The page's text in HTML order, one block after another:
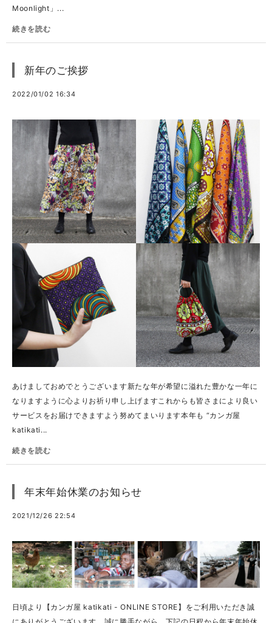
Moonlight」...
続きを読む
新年のご挨拶
2022/01/02 16:34
あけましておめでとうございます新たな年が希望に溢れた豊かな一年に
なりますように心よりお祈り申し上げますこれからも皆さまにより良い
サービスをお届けできますよう努めてまいります本年も “カンガ屋
katikati...
続きを読む
年末年始休業のお知らせ
2021/12/26 22:54
日頃より【カンガ屋 katikati - ONLINE STORE】をご利用いただき誠